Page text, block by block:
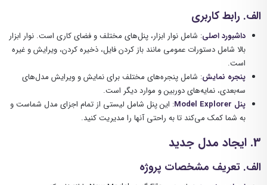
الف. رابط کاربری
داشبورد اصلی: شامل نوار ابزار، پنل‌های مختلف و فضای کاری است. نوار ابزار
بالا شامل دستورات عمومی مانند باز کردن فایل، ذخیره کردن، ویرایش و غیره
است.
پنجره نمایش: شامل پنجره‌های مختلف برای نمایش و ویرایش مدل‌های
سه‌بعدی، نمایه‌های دوربین و موارد دیگر است.
پنل Model Explorer
: این پنل شامل لیستی از تمام اجزای مدل شماست و
به شما کمک می‌کند تا به راحتی آنها را مدیریت کنید.
3. ایجاد مدل جدید
الف. تعریف مشخصات پروژه